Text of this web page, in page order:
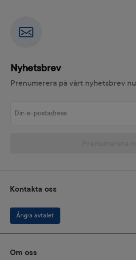
Nyhetsbrev
Prenumerera på vårt nyhetsbrev nu
Kontakta oss
Ångra avtalet
Om oss